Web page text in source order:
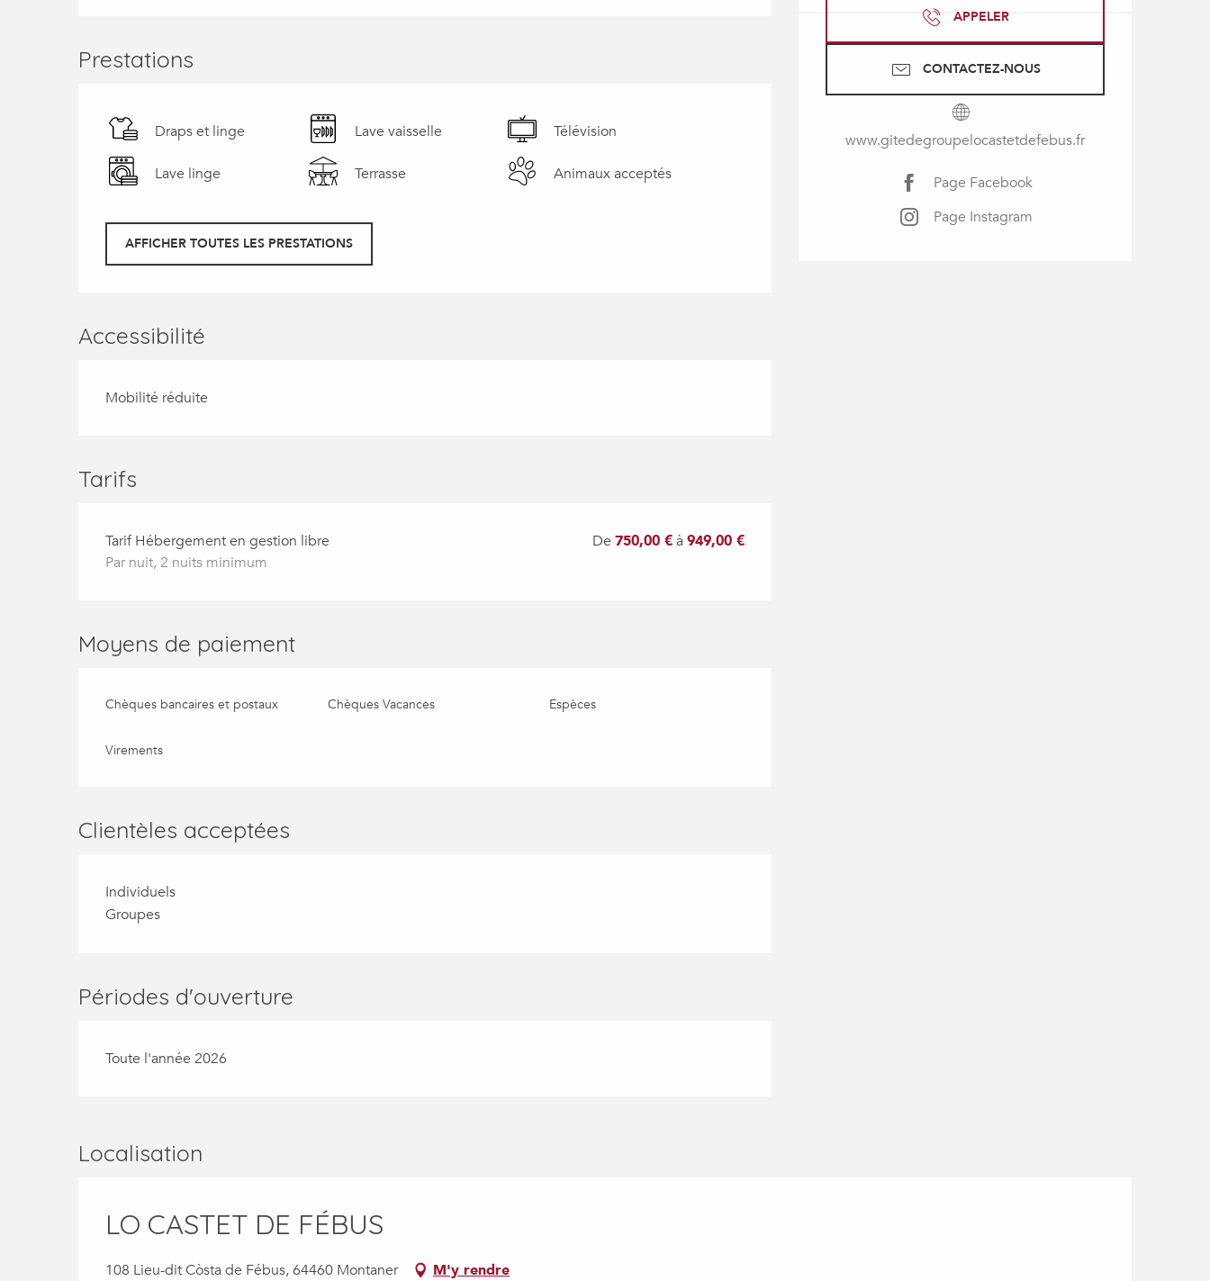
APPELER
CONTACTEZ-NOUS
www.gitedegroupelocastetdefebus.fr
Page Facebook
Page Instagram
Prestations
Draps et linge Lave vaisselle Télévision
Lave linge Terrasse Animaux acceptés
AFFICHER TOUTES LES PRESTATIONS
Accessibilité
Mobilité réduite
Tarifs
Tarif Hébergement en gestion libre
Par nuit, 2 nuits minimum
De750,00 €à949,00 €
Moyens de paiement
Chèques bancaires et postaux Chèques Vacances Espèces
Virements
Clientèles acceptées
Individuels
Groupes
Périodes d'ouverture
Toute l'année 2026
Localisation
LO CASTET DE FÉBUS
108 Lieu-dit Còsta de Fébus, 64460 Montaner M'y rendre